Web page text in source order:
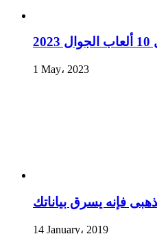
1 May، 2023
فإنه يسرق بياناتك
14 January، 2019